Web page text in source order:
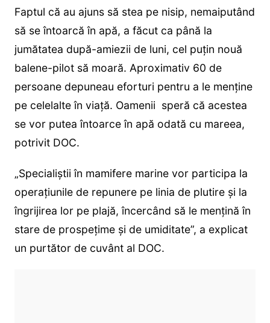
Faptul că au ajuns să stea pe nisip, nemaiputând
să se întoarcă în apă, a făcut ca până la
jumătatea după-amiezii de luni, cel puţin nouă
balene-pilot să moară. Aproximativ 60 de
persoane depuneau eforturi pentru a le menţine
pe celelalte în viaţă. Oamenii speră că acestea
se vor putea întoarce în apă odată cu mareea,
potrivit DOC.
„Specialiştii în mamifere marine vor participa la
operaţiunile de repunere pe linia de plutire şi la
îngrijirea lor pe plajă, încercând să le menţină în
stare de prospeţime şi de umiditate”, a explicat
un purtător de cuvânt al DOC.